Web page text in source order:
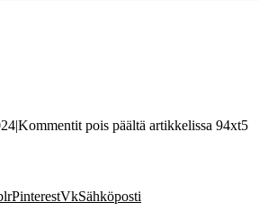
|Kommentit pois päältä artikkelissa 94xt5
PinterestVkSähköposti